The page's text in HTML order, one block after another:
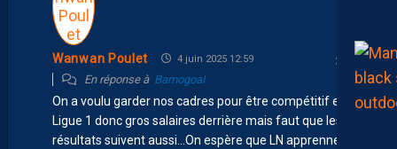
Wanwan Poulet 4 juin 2025 12:59
En réponse à Bamogoal
On a voulu garder nos cadres pour être compétitif en
Ligue 1 donc gros salaires derrière mais faut que les
résultats suivent aussi…On espère que LN apprenne de